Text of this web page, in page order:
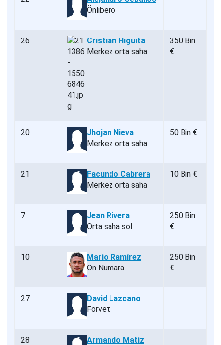
Önlibero
26
Cristian Higuita
Merkez orta saha
350 Bin
€
20
Jhojan Nieva
Merkez orta saha
50 Bin €
21
Facundo Cabrera
Merkez orta saha
10 Bin €
7
Jean Rivera
Orta saha sol
250 Bin
€
10
Mario Ramírez
On Numara
250 Bin
€
27
David Lazcano
Forvet
28
Armando Matiz